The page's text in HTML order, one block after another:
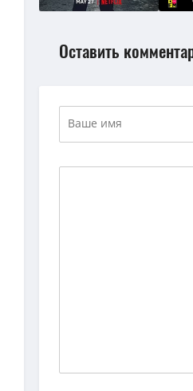
Оставить